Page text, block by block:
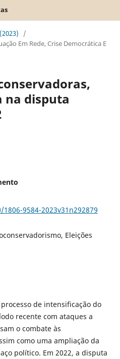
/
Em Rede, Crise Democrática E
na disputa
9584-2023v31n292879
Eleições
de intensificação do
recente com ataques a
o combate às
como uma ampliação da
político. Em 2022, a disputa